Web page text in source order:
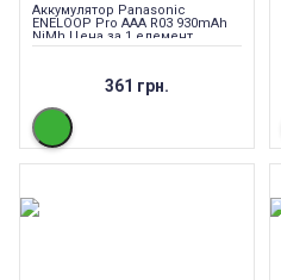
Аккумулятор Panasonic
ENELOOP Pro AAA R03 930mAh
NiMh Цена за 1 елемент
361 грн.